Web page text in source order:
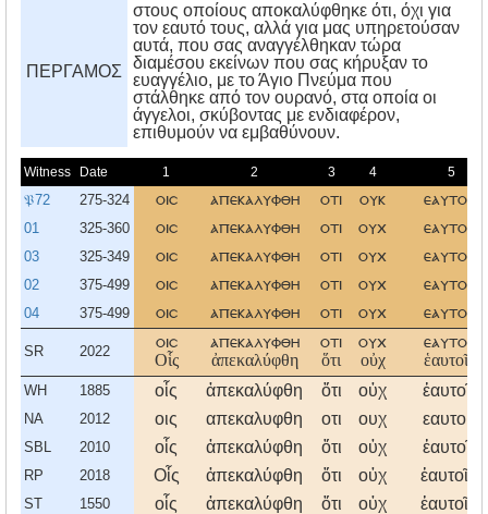
ΠΕΡΓΑΜΟΣ
στους οποίους αποκαλύφθηκε ότι, όχι για
τον εαυτό τους, αλλά για μας υπηρετούσαν
αυτά, που σας αναγγέλθηκαν τώρα
διαμέσου εκείνων που σας κήρυξαν το
ευαγγέλιο, με το Άγιο Πνεύμα που
στάλθηκε από τον ουρανό, στα οποία οι
άγγελοι, σκύβοντας με ενδιαφέρον,
επιθυμούν να εμβαθύνουν.
Witness Date 1 2 3 4 5
𝔓72 275-324 οισ απεκαλυφθη οτι ουκ εαυτοισ
01 325-360 οισ απεκαλυφθη οτι ουχ εαυτοισ
03 325-349 οισ απεκαλυφθη οτι ουχ εαυτοισ
02 375-499 οισ απεκαλυφθη οτι ουχ εαυτοισ
04 375-499 οισ απεκαλυφθη οτι ουχ εαυτοισ
SR 2022
οισ
Οἷς
απεκαλυφθη
ἀπεκαλύφθη
οτι
ὅτι
ουχ
οὐχ
εαυτοισ
ἑαυτοῖς,
WH 1885 οἷς ἀπεκαλύφθη ὅτι οὐχ ἑαυτοῖς
NA 2012 οις απεκαλυφθη οτι ουχ εαυτοις
SBL 2010 οἷς ἀπεκαλύφθη ὅτι οὐχ ἑαυτοῖς
RP 2018 Οἷς ἀπεκαλύφθη ὅτι οὐχ ἑαυτοῖς,
ST 1550 οἷς ἀπεκαλύφθη ὅτι οὐχ ἑαυτοῖς,